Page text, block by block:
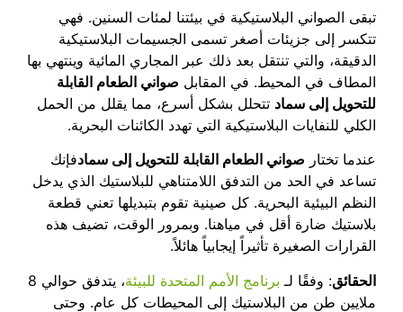
تبقى الصواني البلاستيكية في بيئتنا لمئات السنين. فهي
تتكسر إلى جزيئات أصغر تسمى الجسيمات البلاستيكية
الدقيقة، والتي تنتقل بعد ذلك عبر المجاري المائية وينتهي بها
المطاف في المحيط. في المقابل صواني الطعام القابلة
للتحويل إلى سماد تتحلل بشكل أسرع، مما يقلل من الحمل
الكلي للنفايات البلاستيكية التي تهدد الكائنات البحرية.
عندما تختار صواني الطعام القابلة للتحويل إلى سمادفإنك
تساعد في الحد من التدفق اللامتناهي للبلاستيك الذي يدخل
النظم البيئية البحرية. كل صينية تقوم بتبديلها تعني قطعة
بلاستيك ضارة أقل في مياهنا. وبمرور الوقت، تضيف هذه
القرارات الصغيرة تأثيراً إيجابياً هائلاً.
الحقائق: وفقًا لـ برنامج الأمم المتحدة للبيئة
، يتدفق حوالي 8
ملايين طن من البلاستيك إلى المحيطات كل عام. وحتى